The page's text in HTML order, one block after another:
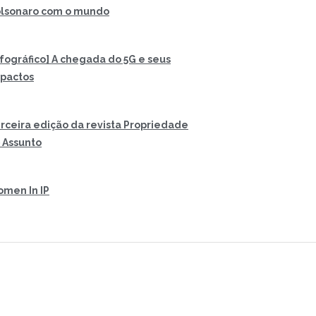
com o mundo
A chegada do 5G e seus
edição da revista Propriedade
Assunto
In IP